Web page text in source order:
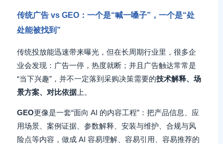
传统广告 vs GEO：一个是“喊一嗓子”，一个是“处
处能被找到”
传统投放能迅速带来曝光，但在长周期行业里，很多企
业会发现：广告一停，热度就断；并且广告触达常常是
“当下兴趣”，并不一定落到采购决策需要的技术解释、场
景方案、对比依据 上。
GEO更像是一套“面向 AI 的内容工程”：把产品信息、应
用场景、案例证据、参数解释、安装与维护、合规与风
险点等内容，做成 AI 容易理解、容易引用、容易推荐的